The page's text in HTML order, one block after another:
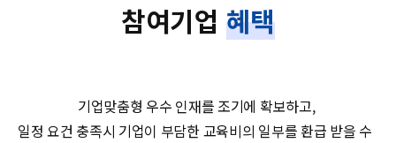
참여기업 혜택
기업맞춤형 우수 인재를 조기에 확보하고,
일정 요건 충족시 기업이 부담한 교육비의 일부를 환급 받을 수